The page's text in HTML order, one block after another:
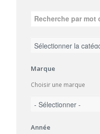
Marque
Choisir une marque
Année